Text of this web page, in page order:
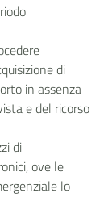
di
in assenza
e del ricorso
di
ove le
lo